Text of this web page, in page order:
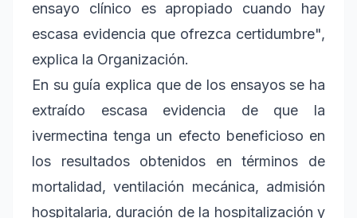
ensayo clínico es apropiado cuando hay
escasa evidencia que ofrezca certidumbre",
explica la Organización.
En su guía explica que de los ensayos se ha
extraído escasa evidencia de que la
ivermectina tenga un efecto beneficioso en
los resultados obtenidos en términos de
mortalidad, ventilación mecánica, admisión
hospitalaria, duración de la hospitalización y